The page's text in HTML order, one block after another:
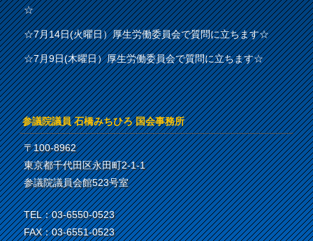
☆
☆7月14日(火曜日）厚生労働委員会で質問に立ちます☆
☆7月9日(木曜日）厚生労働委員会で質問に立ちます☆
参議院議員 石橋みちひろ 国会事務所
〒100-8962
東京都千代田区永田町2-1-1
参議院議員会館523号室
TEL：03-6550-0523
FAX：03-6551-0523